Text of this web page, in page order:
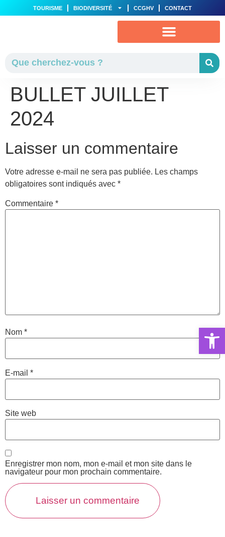
TOURISME BIODIVERSITÉ CCGHV CONTACT
BULLET JUILLET
2024
Laisser un commentaire
Votre adresse e-mail ne sera pas publiée. Les champs
obligatoires sont indiqués avec *
Commentaire *
Nom *
E-mail *
Site web
Enregistrer mon nom, mon e-mail et mon site dans le
navigateur pour mon prochain commentaire.
Ouvrir